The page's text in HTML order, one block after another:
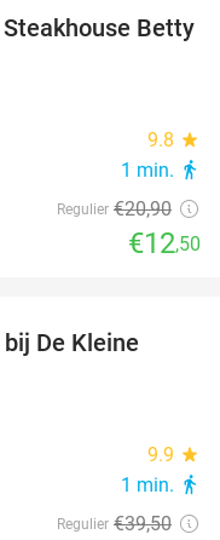
40%
Betty
9.8 star
1 min. directions_walk
Regulier €20,90
€12,50
De Kleine
9.9 star
1 min. directions_walk
Regulier €39,50